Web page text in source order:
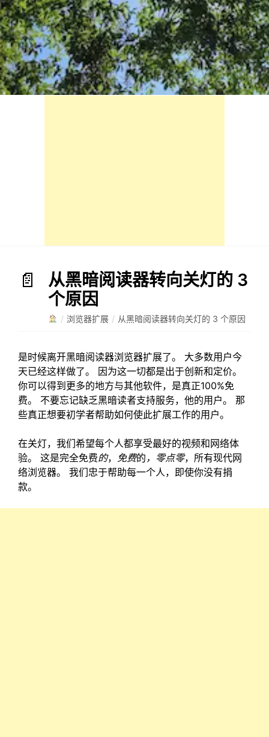
从黑暗阅读器转向关灯的 3
个原因
/ 浏览器扩展 / 从黑暗阅读器转向关灯的 3 个原因
是时候离开黑暗阅读器浏览器扩展了。 大多数用户今
天已经这样做了。 因为这一切都是出于创新和定价。
你可以得到更多的地方与其他软件，是真正100%免
费。 不要忘记缺乏黑暗读者支持服务，他的用户。 那
些真正想要初学者帮助如何使此扩展工作的用户。
在关灯，我们希望每个人都享受最好的视频和网络体
验。 这是完全免费的， 免费的 ，零点零，所有现代网
络浏览器。 我们忠于帮助每一个人，即使你没有捐
款。